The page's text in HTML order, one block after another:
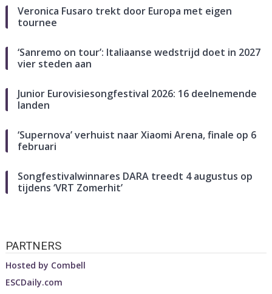
Veronica Fusaro trekt door Europa met eigen
tournee
‘Sanremo on tour’: Italiaanse wedstrijd doet in 2027
vier steden aan
Junior Eurovisiesongfestival 2026: 16 deelnemende
landen
‘Supernova’ verhuist naar Xiaomi Arena, finale op 6
februari
Songfestivalwinnares DARA treedt 4 augustus op
tijdens ‘VRT Zomerhit’
PARTNERS
Hosted by Combell
ESCDaily.com